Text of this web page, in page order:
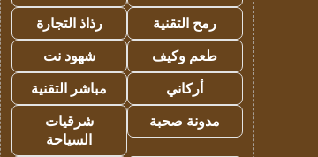
رمح التقنية
رذاذ التجارة
طعم وكيف
شهود نت
أركاني
مباشر التقنية
مدونة صحبة
شرقيات
السياحة